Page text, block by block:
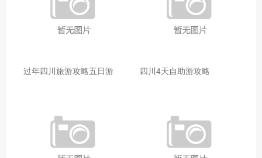
过年四川旅游攻略五日游 四川4天自助游攻略